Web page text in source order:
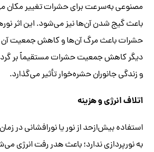
مصنوعی به‌سرعت برای حشرات تغییر مکان
باعث گیج شدن آن‌ها نیز می‌شود. این اثر
حشرات باعث مرگ آن‌ها و کاهش جمعیت
دیگر کاهش جمعیت حشرات مستقیماً بر
و زندگی جانوران حشره‌خوار تأثیر می‌گذارد.
اتلاف انرژی و هزینه
استفاده بیش‌ازحد از نور یا نورافشانی در
به نورپردازی ندارد؛ باعث هدر رفت انرژی